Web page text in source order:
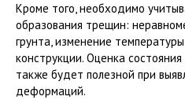
Кроме того, необходимо
образования трещин:
грунта, изменение
конструкции. Оценка
также будет полезной при
деформаций.